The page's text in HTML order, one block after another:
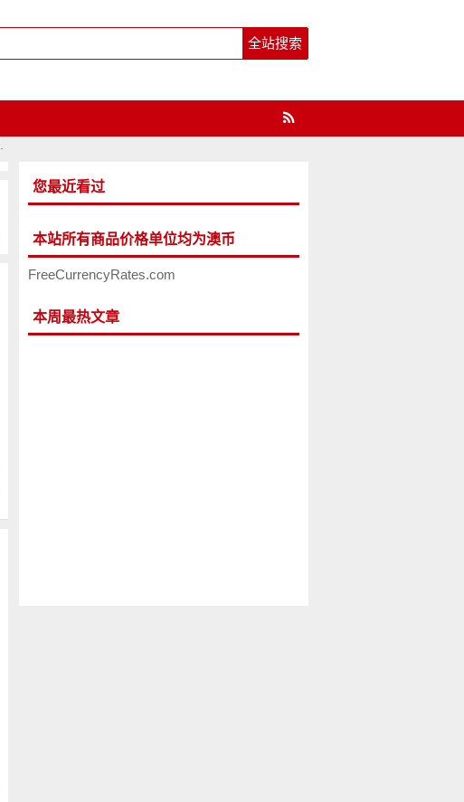
您最近看过
本站所有商品价格单位均为澳币
FreeCurrencyRates.com
本周最热文章